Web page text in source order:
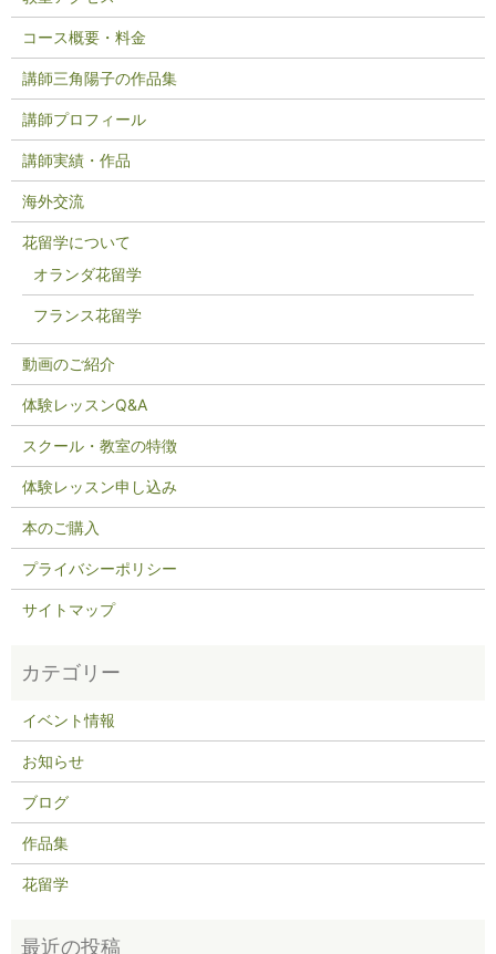
コース概要・料金
講師三角陽子の作品集
講師プロフィール
講師実績・作品
海外交流
花留学について
オランダ花留学
フランス花留学
動画のご紹介
体験レッスンQ&A
スクール・教室の特徴
体験レッスン申し込み
本のご購入
プライバシーポリシー
サイトマップ
イベント情報
お知らせ
ブログ
作品集
花留学